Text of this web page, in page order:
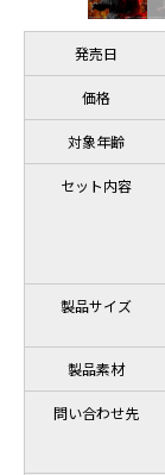
発売日
価格
対象年齢
セット内容
製品サイズ
製品素材
問い合わせ先